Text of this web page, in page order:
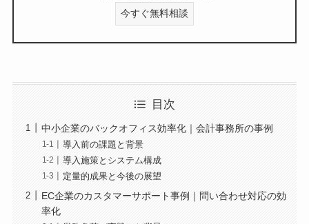
今すぐ無料相談
目次
中小企業のバックオフィス効率化｜会計事務所の事例
導入前の課題と背景
導入施策とシステム構成
定量的成果と今後の展望
EC企業のカスタマーサポート事例｜問い合わせ対応の効
率化